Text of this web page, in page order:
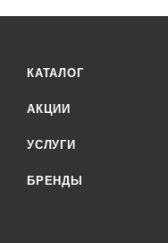
КАТАЛОГ
АКЦИИ
УСЛУГИ
БРЕНДЫ